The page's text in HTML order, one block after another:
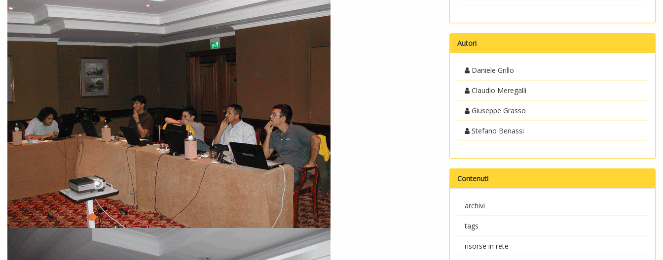
Autori
Daniele Grillo
Claudio Meregalli
Giuseppe Grasso
Stefano Benassi
Contenuti
archivi
tags
risorse in rete